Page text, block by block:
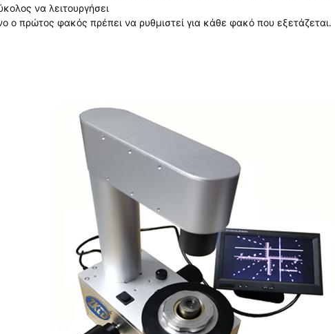
να λειτουργήσει
ο πρώτος φακός πρέπει να ρυθμιστεί για κάθε φακό που εξετάζεται.